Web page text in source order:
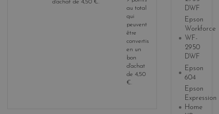
d'achat de 4,50 €.
au total
qui
peuvent
être
convertis
en un
bon
d'achat
de 4,50
€.
DWF
Epson
Workforce
WF-
2950
DWF
Epson
604
Epson
Expression
Home